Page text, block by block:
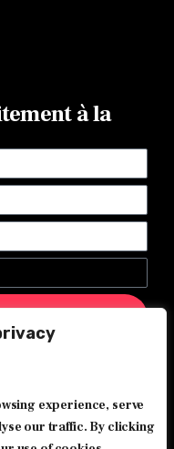
experience, serve
our traffic. By clicking
à la
réservés -Made with ♥️
J